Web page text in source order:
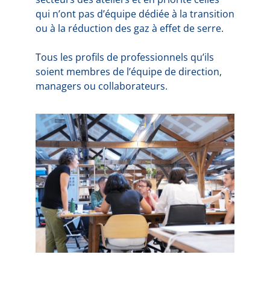
qui n’ont pas d’équipe dédiée à la transition
ou à la réduction des gaz à effet de serre.
Tous les profils de professionnels qu’ils
soient membres de l’équipe de direction,
managers ou collaborateurs.